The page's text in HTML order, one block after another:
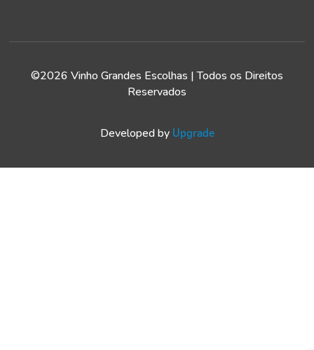
©2026 Vinho Grandes Escolhas | Todos os Direitos
Reservados
Developed by Upgrade